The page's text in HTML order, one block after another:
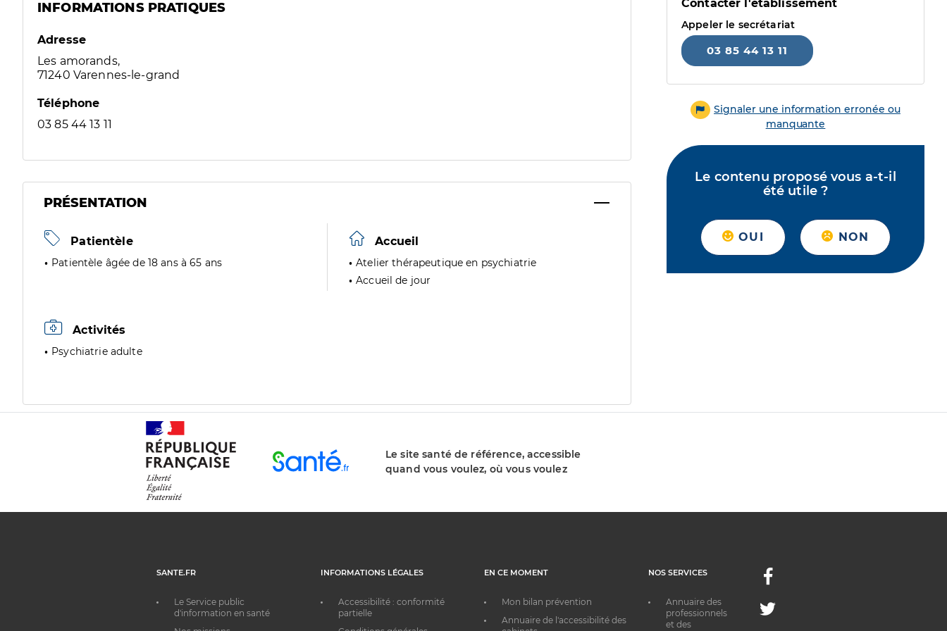
INFORMATIONS PRATIQUES
Adresse
Les amorands,
71240 Varennes-le-grand
Téléphone
03 85 44 13 11
PRÉSENTATION
Patientèle
Patientèle âgée de 18 ans à 65 ans
Accueil
Atelier thérapeutique en psychiatrie
Accueil de jour
Activités
Psychiatrie adulte
Contacter l'établissement
Appeler le secrétariat
03 85 44 13 11
Signaler une information erronée ou
manquante
Le contenu proposé vous a-t-il
été utile ?
OUI NON
Le site santé de référence, accessible
quand vous voulez, où vous voulez
SANTE.FR
Le Service public
d'information en santé
INFORMATIONS LÉGALES
Accessibilité : conformité
partielle
EN CE MOMENT
Mon bilan prévention
Annuaire de l'accessibilité des
NOS SERVICES
Annuaire des
professionnels
et des
Facebook
Twitter